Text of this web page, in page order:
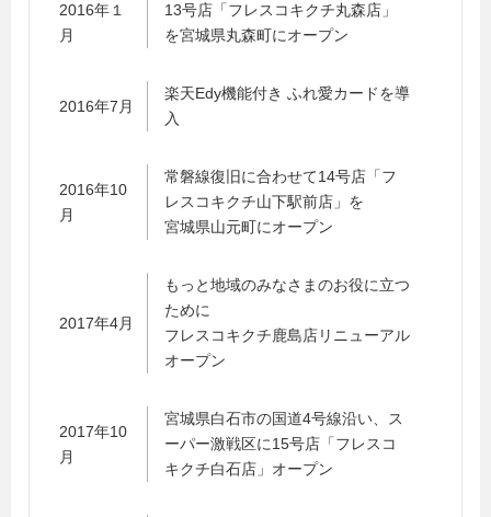
2016年１
月
13号店「フレスコキクチ丸森店」
を宮城県丸森町にオープン
2016年7月
楽天Edy機能付き ふれ愛カードを導
入
2016年10
月
常磐線復旧に合わせて14号店「フ
レスコキクチ山下駅前店」を
宮城県山元町にオープン
2017年4月
もっと地域のみなさまのお役に立つ
ために
フレスコキクチ鹿島店リニューアル
オープン
2017年10
月
宮城県白石市の国道4号線沿い、ス
ーパー激戦区に15号店「フレスコ
キクチ白石店」オープン